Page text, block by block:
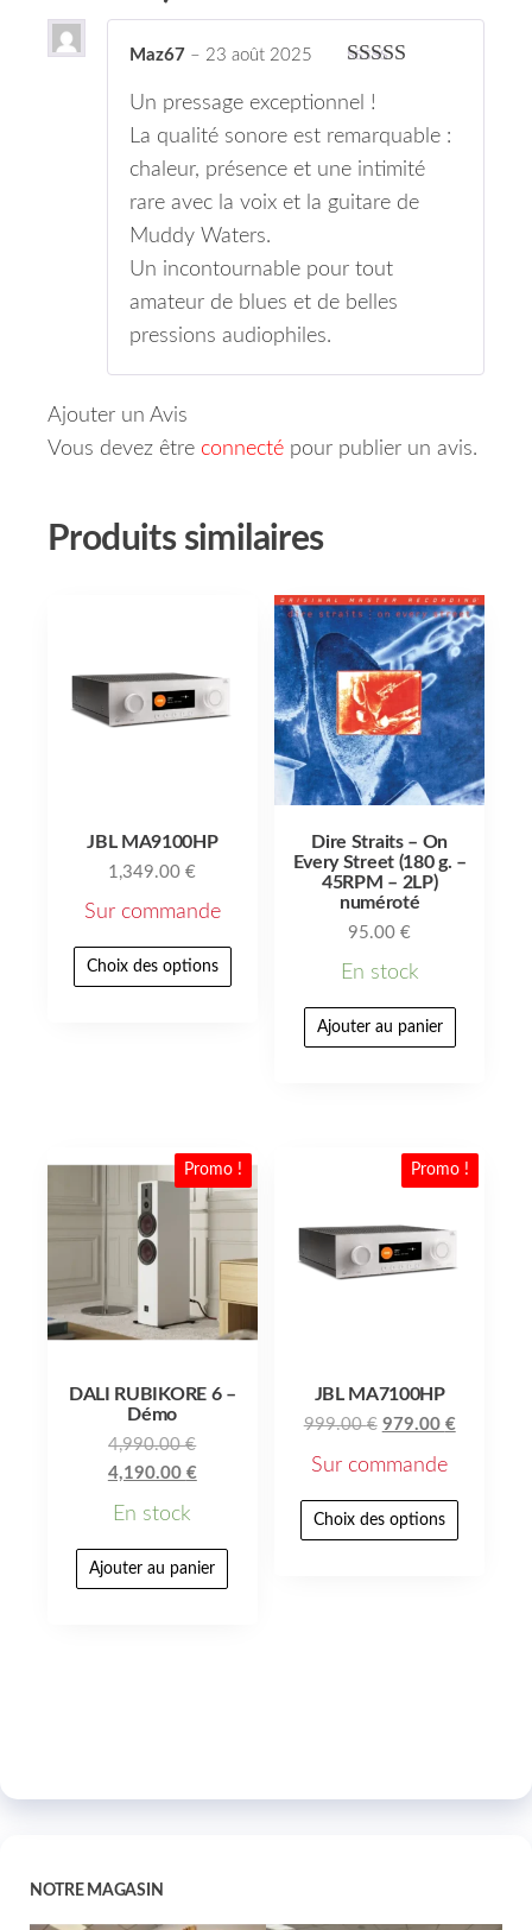
Maz67 – 23 août 2025
Un pressage exceptionnel !
La qualité sonore est remarquable :
chaleur, présence et une intimité
rare avec la voix et la guitare de
Muddy Waters.
Un incontournable pour tout
amateur de blues et de belles
pressions audiophiles.
Ajouter un Avis
Vous devez être connecté pour publier un avis.
Produits similaires
JBL MA9100HP
1,349.00€
Sur commande
Choix des options
Dire Straits – On
Every Street (180 g. –
45RPM – 2LP)
numéroté
95.00€
En stock
Ajouter au panier
Promo !
DALI RUBIKORE 6 –
Démo
4,990.00€
4,190.00 €
En stock
Ajouter au panier
Promo !
JBL MA7100HP
999.00€ 979.00 €
Sur commande
Choix des options
NOTRE MAGASIN